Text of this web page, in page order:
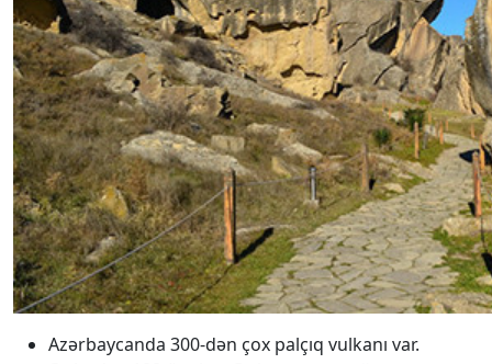
Azərbaycanda 300-dən çox palçıq vulkanı var.